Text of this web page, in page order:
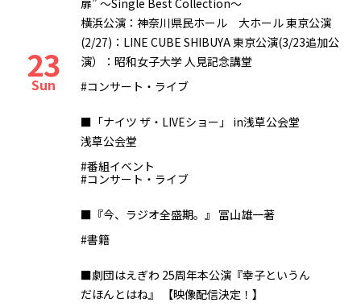
23
Sun
扉” 〜Single Best Collection〜
横浜公演：神奈川県民ホール 大ホール 東京公演
(2/27)：LINE CUBE SHIBUYA 東京公演(3/23追加公
演）：昭和女子大学 人見記念講堂
#コンサート・ライブ
■「ナイツ ザ・LIVEショー」 in浅草公会堂
浅草公会堂
#番組イベント
#コンサート・ライブ
■『今、ラジオ全盛期。』 冨山雄一著
#書籍
■劇団はえぎわ 25周年本公演『幸子というん
だほんとはね』 【映像配信決定！】